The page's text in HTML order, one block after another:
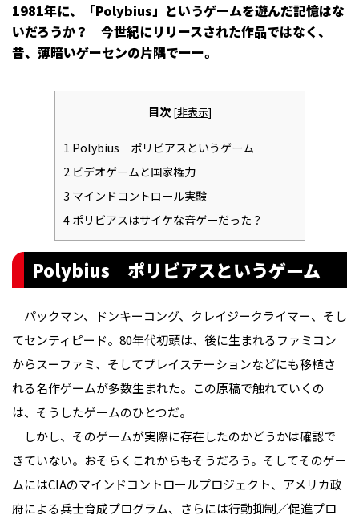
1981年に、「Polybius」というゲームを遊んだ記憶はな
いだろうか？ 今世紀にリリースされた作品ではなく、
昔、薄暗いゲーセンの片隅でーー。
目次 [非表示]
1 Polybius ポリビアスというゲーム
2ビデオゲームと国家権力
3 マインドコントロール実験
4ポリビアスはサイケな音ゲーだった？
Polybius ポリビアスというゲーム
パックマン、ドンキーコング、クレイジークライマー、そし
てセンティピード。80年代初頭は、後に生まれるファミコン
からスーファミ、そしてプレイステーションなどにも移植さ
れる名作ゲームが多数生まれた。この原稿で触れていくの
は、そうしたゲームのひとつだ。
しかし、そのゲームが実際に存在したのかどうかは確認で
きていない。おそらくこれからもそうだろう。そしてそのゲー
ムにはCIAのマインドコントロールプロジェクト、アメリカ政
府による兵士育成プログラム、さらには行動抑制／促進プロ